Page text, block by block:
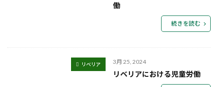
働
続きを読む
リベリア 3月 25, 2024
リベリアにおける児童労働